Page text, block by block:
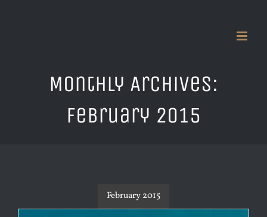
Monthly Archives:
February 2015
February 2015